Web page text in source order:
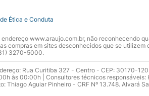
medicamento na embalagem
metálico que deve ser aberto
de 18 meses. Não utilize
Ética e Conduta
www.araujo.com.br, não reconhecendo
compras em sites desconhecidos que se
3270-5000.
Rua Curitiba 327 - Centro - CEP: 30170-
às 00:00h | Consultores técnicos responsáveis:
Thiago Aguiar Pinheiro - CRF Nº 13.748. Alvará